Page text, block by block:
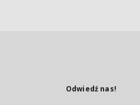
Odwiedź nas!